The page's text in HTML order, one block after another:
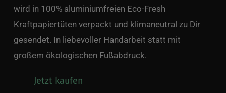
wird in 100% aluminiumfreien Eco-Fresh
Kraftpapiertüten verpackt und klimaneutral zu Dir
gesendet. In liebevoller Handarbeit statt mit
großem ökologischen Fußabdruck.
Jetzt kaufen